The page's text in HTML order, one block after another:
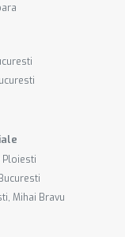
Ploiesti
Mihai Bravu